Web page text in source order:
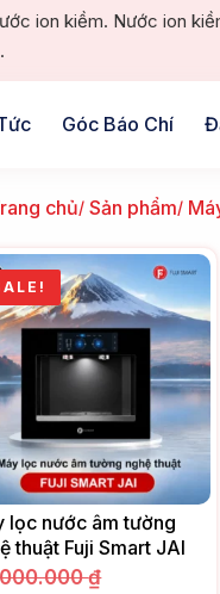
ion kiềm. Nước ion
Góc Báo Chí
chủ Sản phẩm
lọc nước âm tường
thuật Fuji Smart JAI
₫